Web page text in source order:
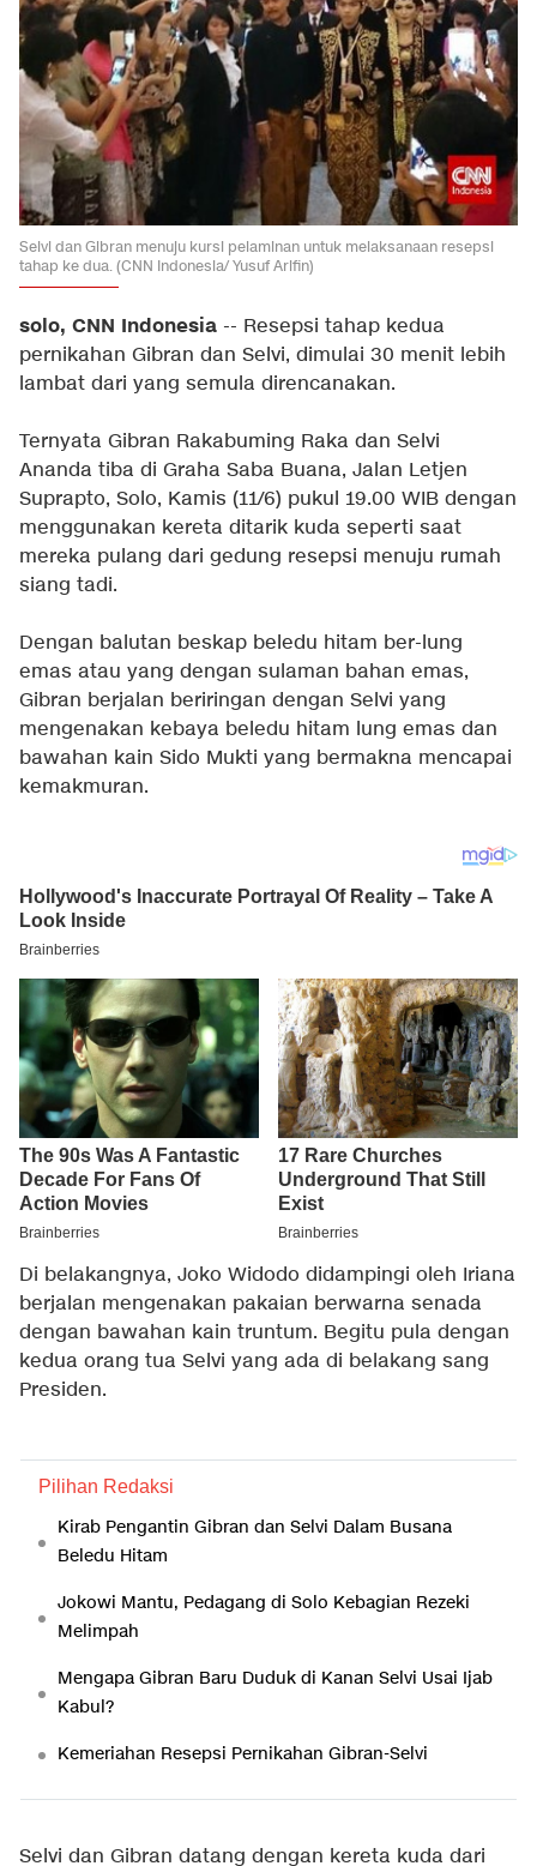
Selvi dan Gibran menuju kursi pelaminan untuk melaksanaan resepsi
tahap ke dua. (CNN Indonesia/ Yusuf Arifin)
solo, CNN Indonesia -- Resepsi tahap kedua
pernikahan Gibran dan Selvi, dimulai 30 menit lebih
lambat dari yang semula direncanakan.
Ternyata Gibran Rakabuming Raka dan Selvi
Ananda tiba di Graha Saba Buana, Jalan Letjen
Suprapto, Solo, Kamis (11/6) pukul 19.00 WIB dengan
menggunakan kereta ditarik kuda seperti saat
mereka pulang dari gedung resepsi menuju rumah
siang tadi.
Dengan balutan beskap beledu hitam ber-lung
emas atau yang dengan sulaman bahan emas,
Gibran berjalan beriringan dengan Selvi yang
mengenakan kebaya beledu hitam lung emas dan
bawahan kain Sido Mukti yang bermakna mencapai
kemakmuran.
Di belakangnya, Joko Widodo didampingi oleh Iriana
berjalan mengenakan pakaian berwarna senada
dengan bawahan kain truntum. Begitu pula dengan
kedua orang tua Selvi yang ada di belakang sang
Presiden.
Pilihan Redaksi
Kirab Pengantin Gibran dan Selvi Dalam Busana
Beledu Hitam
Jokowi Mantu, Pedagang di Solo Kebagian Rezeki
Melimpah
Mengapa Gibran Baru Duduk di Kanan Selvi Usai Ijab
Kabul?
Kemeriahan Resepsi Pernikahan Gibran-Selvi
Selvi dan Gibran datang dengan kereta kuda dari